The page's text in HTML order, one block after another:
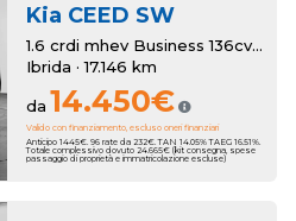
Kia CEED SW
1.6 crdi mhev Business 136cv dct
Ibrida · 17.146 km
da 14.450€
Valido con finanziamento, escluso oneri finanziari
Anticipo 1445€. 96 rate da 232€. TAN 14.05% TAEG 16.51%.
Totale complessivo dovuto 24.665€ (kit consegna, spese
passaggio di proprietà e immatricolazione escluse)